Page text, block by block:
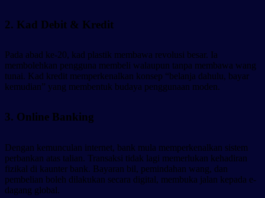
2. Kad Debit & Kredit
Pada abad ke-20, kad plastik membawa revolusi besar. Ia
membolehkan pengguna membeli walaupun tanpa membawa wang
tunai. Kad kredit memperkenalkan konsep “belanja dahulu, bayar
kemudian” yang membentuk budaya penggunaan moden.
3. Online Banking
Dengan kemunculan internet, bank mula memperkenalkan sistem
perbankan atas talian. Transaksi tidak lagi memerlukan kehadiran
fizikal di kaunter bank. Bayaran bil, pemindahan wang, dan
pembelian boleh dilakukan secara digital, membuka jalan kepada e-
dagang global.